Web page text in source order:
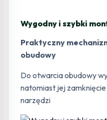
Wygodny i szybki
Praktyczny
obudowy
Do otwarcia obudowy
natomiast jej
narzędzi